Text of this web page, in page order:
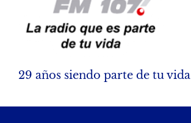
29 años siendo parte de tu vida